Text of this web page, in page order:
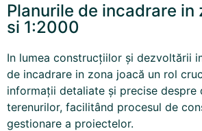
Planurile de incadrare in
si 1:2000
In lumea construcțiilor și dezvoltării
de incadrare in zona joacă un rol
informații detaliate și precise despre
terenurilor, facilitând procesul de
gestionare a proiectelor.